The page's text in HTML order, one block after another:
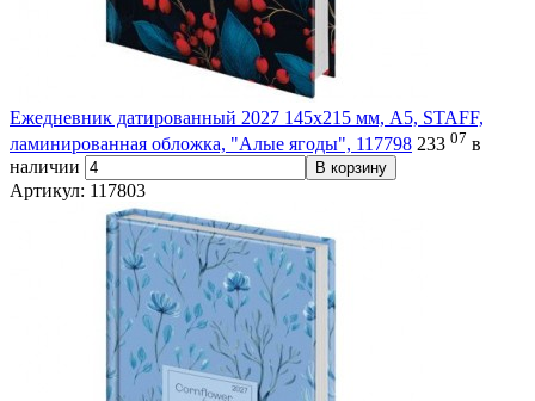
Ежедневник датированный 2027 145х215 мм, А5, STAFF,
ламинированная обложка, "Алые ягоды", 117798 233 07 в
наличии
В корзину
Артикул: 117803